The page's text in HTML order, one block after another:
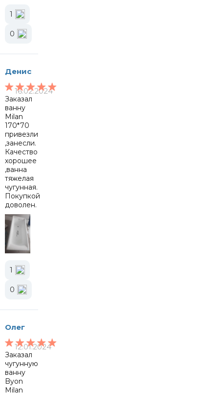
1
0
Денис
16.02.2024
Заказал
ванну
Milan
170*70
привезли
,занесли.
Качество
хорошее
,ванна
тяжелая
чугунная.
Покупкой
доволен.
1
0
Олег
12.01.2024
Заказал
чугунную
ванну
Byon
Milan